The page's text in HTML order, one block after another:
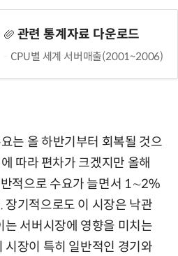
관련 통계자료 다운로드
CPU별 세계 서버매출(2001~2006)
는 올 하반기부터 회복될 것으
따라 편차가 크겠지만 올해
적으로 수요가 늘면서 1∼2%
장기적으로도 이 시장은 낙관
는 서버시장에 영향을 미치는
시장이 특히 일반적인 경기와